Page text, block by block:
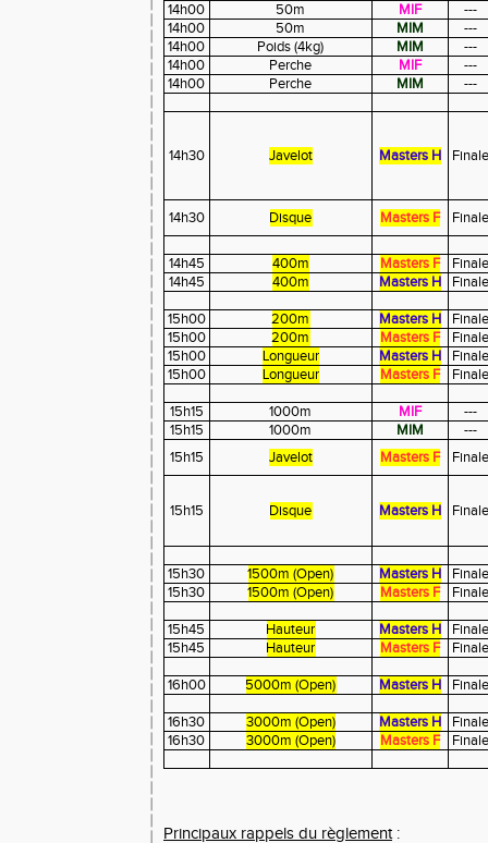
14h00 50m MIF
---
14h00
50m MIM
---
14h00
Poids (4kg) MIM
---
14h00
Perche MIF
---
14h00
Perche MIM ---
14h30 Javelot Masters H Finale
14h30 Disque Masters F Finale
14h45 400m Masters F
Finale
14h45
400m Masters H Finale
15h00 200m Masters H
Finale
15h00
200m Masters F
Finale
15h00
Longueur Masters H
Finale
15h00
Longueur Masters F Finale
15h15 1000m MIF
---
15h15
1000m MIM
---
15h15
Javelot Masters F Finale
15h15 Disque Masters H Finale
15h30 1500m (Open) Masters H
Finale
15h30
1500m (Open) Masters F Finale
15h45 Hauteur Masters H
Finale
15h45
Hauteur Masters F Finale
16h00 5000m (Open) Masters H Finale
16h30 3000m (Open) Masters H
Finale
16h30
3000m (Open) Masters F Finale
Principaux rappels du règlement: